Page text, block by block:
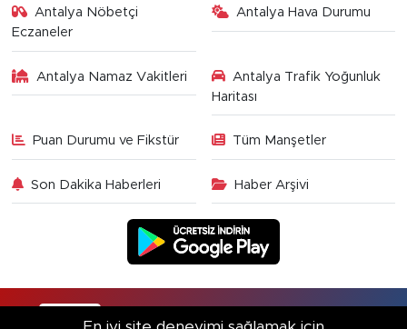
Antalya Nöbetçi
Eczaneler
Antalya Hava Durumu
Antalya Namaz Vakitleri
Antalya Trafik Yoğunluk
Haritası
Puan Durumu ve Fikstür Tüm Manşetler
Son Dakika Haberleri Haber Arşivi
RSS Copyright © 2025. Her hakkı saklıdır.